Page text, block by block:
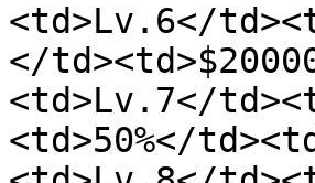
<td>Lv.6</
</
<td>Lv.7</
<td>50%</